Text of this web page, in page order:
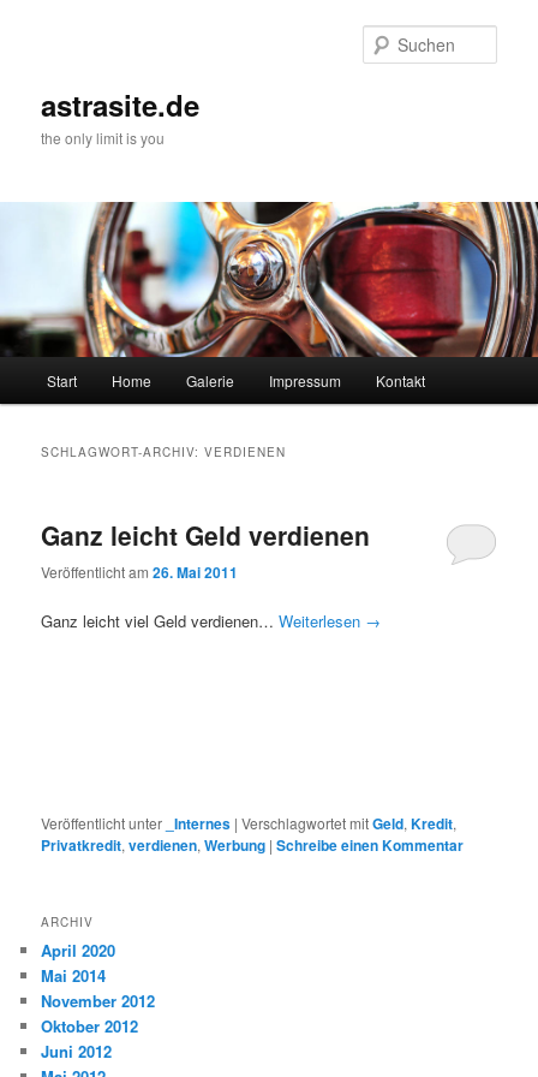
astrasite.de
the only limit is you
Start Home Galerie Impressum Kontakt
SCHLAGWORT-ARCHIV:VERDIENEN
Ganz leicht Geld verdienen
Veröffentlicht am26. Mai 2011
Ganz leicht viel Geld verdienen…Weiterlesen →
Veröffentlicht unter _Internes |Verschlagwortet mitGeld,Kredit,
Privatkredit,verdienen,Werbung |Schreibe einen Kommentar
ARCHIV
April 2020
Mai 2014
November 2012
Oktober 2012
Juni 2012